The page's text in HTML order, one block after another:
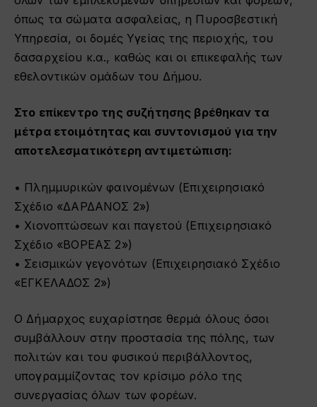
όπως τα σώματα ασφαλείας, η Πυροσβεστική
Υπηρεσία, οι δομές Υγείας της περιοχής, του
δασαρχείου κ.α., καθώς και οι επικεφαλής των
εθελοντικών ομάδων του Δήμου.
Στο επίκεντρο της συζήτησης βρέθηκαν τα
μέτρα ετοιμότητας και συντονισμού για την
αποτελεσματικότερη αντιμετώπιση:
• Πλημμυρικών φαινομένων (Επιχειρησιακό
Σχέδιο «ΔΑΡΔΑΝΟΣ 2»)
• Χιονοπτώσεων και παγετού (Επιχειρησιακό
Σχέδιο «ΒΟΡΕΑΣ 2»)
• Σεισμικών γεγονότων (Επιχειρησιακό Σχέδιο
«ΕΓΚΕΛΑΔΟΣ 2»)
Ο Δήμαρχος ευχαρίστησε θερμά όλους όσοι
συμβάλλουν στην προστασία της πόλης, των
πολιτών και του φυσικού περιβάλλοντος,
υπογραμμίζοντας τον κρίσιμο ρόλο της
συνεργασίας όλων των φορέων.